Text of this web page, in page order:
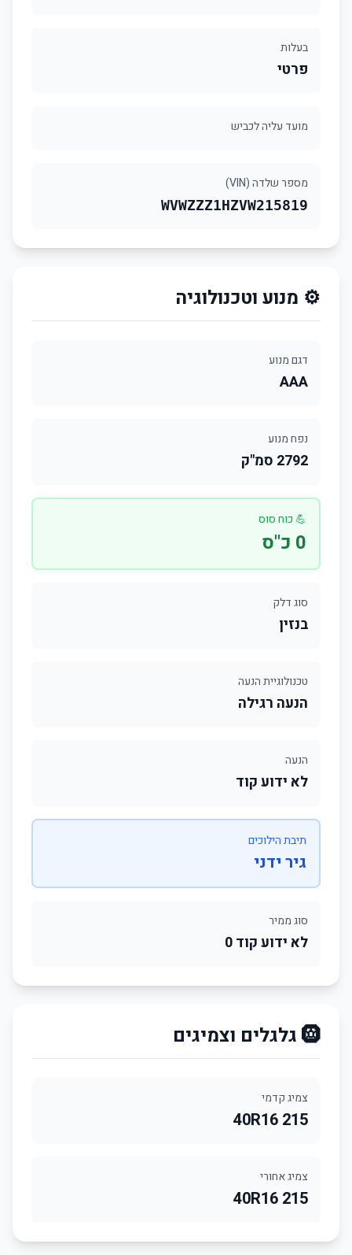
בעלות
פרטי
מועד עליה לכביש
מספר שלדה (VIN)
WVWZZZ1HZVW215819
⚙️ מנוע וטכנולוגיה
דגם מנוע
AAA
נפח מנוע
2792 סמ"ק
💪 כוח סוס
0 כ"ס
סוג דלק
בנזין
טכנולוגיית הנעה
הנעה רגילה
הנעה
לא ידוע קוד
תיבת הילוכים
גיר ידני
סוג ממיר
לא ידוע קוד 0
🛞 גלגלים וצמיגים
צמיג קדמי
215 40R16
צמיג אחורי
215 40R16